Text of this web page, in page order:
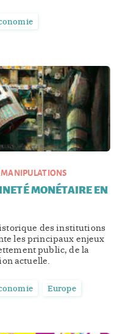
MANIPULATIONS
MONÉTAIRE EN
des institutions
les principaux enjeux
public, de la
actuelle.
Europe